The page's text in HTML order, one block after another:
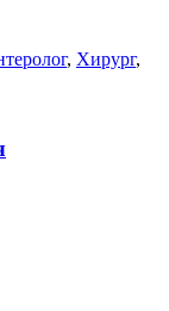
, Хирург,